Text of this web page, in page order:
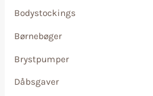
Bodystockings
Børnebøger
Brystpumper
Dåbsgaver